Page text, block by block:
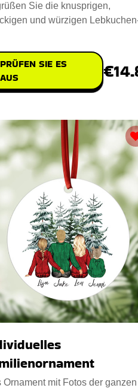
Sie die knusprigen,
und würzigen
PRÜFEN SIE ES
AUS
Ornament mit Fotos der ganzen